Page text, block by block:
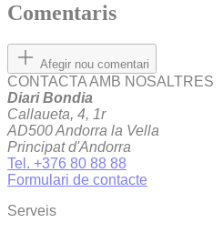
Comentaris
Afegir nou comentari
CONTACTA AMB NOSALTRES
Diari Bondia
Callaueta, 4, 1r
AD500 Andorra la Vella
Principat d'Andorra
Tel. +376 80 88 88
Formulari de contacte
Serveis